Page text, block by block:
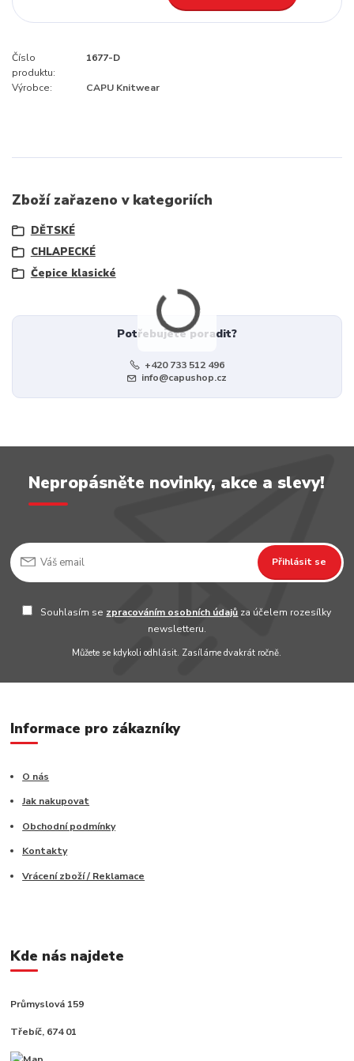
Číslo
produktu:
1677-D
Výrobce: CAPU Knitwear
Zboží zařazeno v kategoriích
DĚTSKÉ
CHLAPECKÉ
Čepice klasické
Potřebujete poradit?
+420 733 512 496
info@capushop.cz
Nepropásněte novinky, akce a slevy!
Přihlásit se
Souhlasím se zpracováním osobních údajů za účelem rozesílky
newsletteru.
Můžete se kdykoli odhlásit. Zasíláme dvakrát ročně.
Informace pro zákazníky
O nás
Jak nakupovat
Obchodní podmínky
Kontakty
Vrácení zboží / Reklamace
Kde nás najdete
Průmyslová 159
Třebíč, 674 01